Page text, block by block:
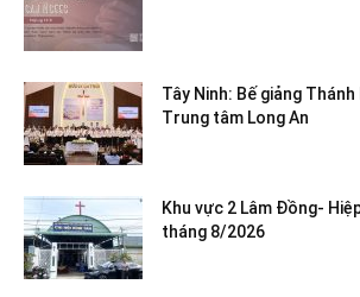
Tây Ninh: Bế giảng Thánh
Trung tâm Long An
Khu vực 2 Lâm Đồng-
tháng 8/2026